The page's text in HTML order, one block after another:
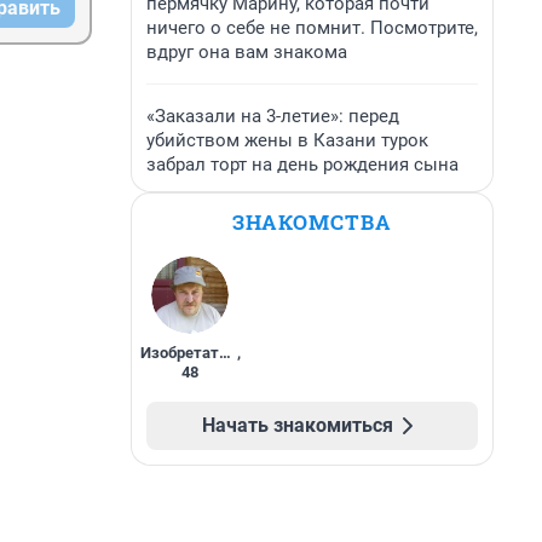
ничего о себе не помнит. Посмотрите,
вдруг она вам знакома
«Заказали на 3-летие»: перед
убийством жены в Казани турок
забрал торт на день рождения сына
ЗНАКОМСТВА
Изобретатель ,
48
Начать знакомиться